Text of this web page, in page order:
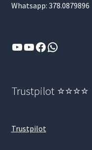
Whatsapp: 378.0879896
YouTube
YouTube
Facebook
WhatsApp
Trustpilot ⭐⭐⭐⭐
Trustpilot